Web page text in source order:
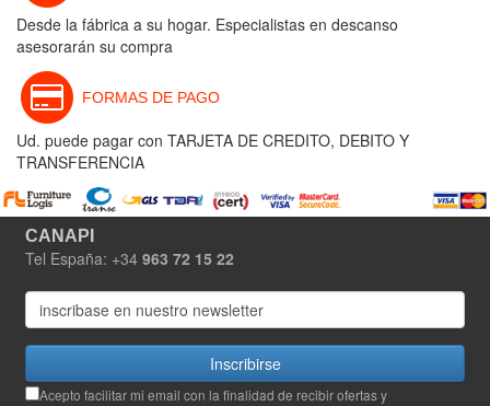
Desde la fábrica a su hogar. Especialistas en descanso
asesorarán su compra
FORMAS DE PAGO
Ud. puede pagar con TARJETA DE CREDITO, DEBITO Y
TRANSFERENCIA
CANAPI
Tel España: +34 963 72 15 22
Inscribirse
Acepto facilitar mi email con la finalidad de recibir ofertas y